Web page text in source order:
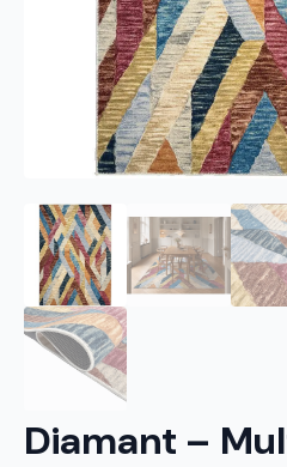
Diamant –